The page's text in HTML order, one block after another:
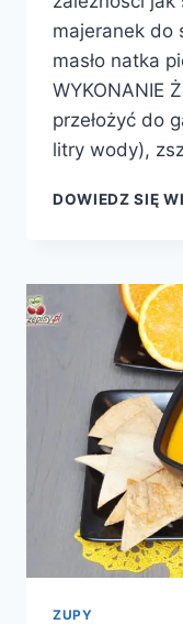
majeranek do
masło natka
WYKONANIE
przełożyć do
litry wody),
DOWIEDZ SIĘ
ZUPY